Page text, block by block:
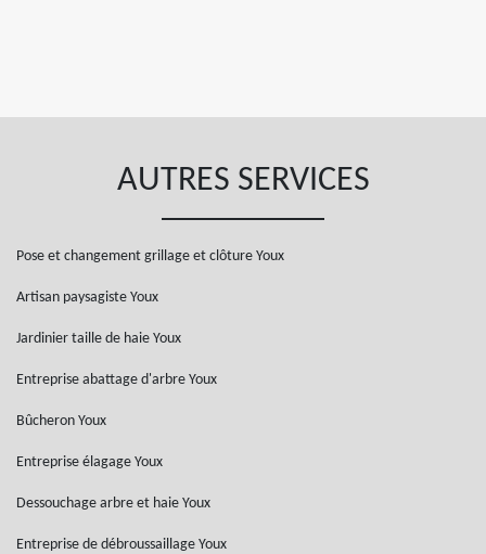
AUTRES SERVICES
Pose et changement grillage et clôture Youx
Artisan paysagiste Youx
Jardinier taille de haie Youx
Entreprise abattage d'arbre Youx
Bûcheron Youx
Entreprise élagage Youx
Dessouchage arbre et haie Youx
Entreprise de débroussaillage Youx